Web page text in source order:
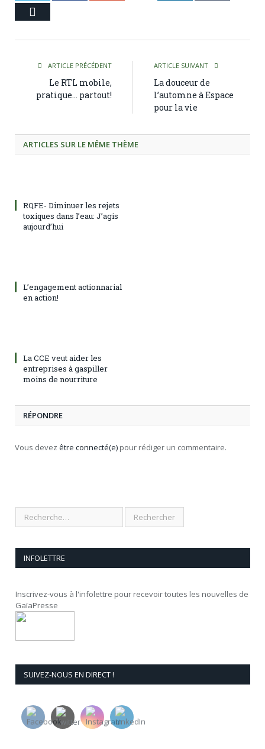
ARTICLE PRÉCÉDENT
Le RTL mobile,
pratique… partout!
ARTICLE SUIVANT
La douceur de
l’automne à Espace
pour la vie
ARTICLES SUR LE MÊME THÈME
RQFE- Diminuer les rejets
toxiques dans l’eau: J’agis
aujourd’hui
L’engagement actionnarial
en action!
La CCE veut aider les
entreprises à gaspiller
moins de nourriture
RÉPONDRE
Vous devez être connecté(e) pour rédiger un commentaire.
INFOLETTRE
Inscrivez-vous à l'infolettre pour recevoir toutes les nouvelles de
GaïaPresse
SUIVEZ-NOUS EN DIRECT !